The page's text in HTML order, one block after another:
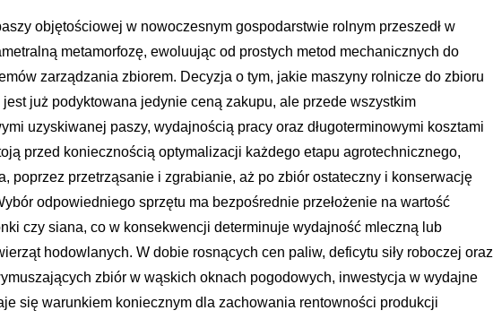
objętościowej w nowoczesnym gospodarstwie rolnym przeszedł w
metamorfozę, ewoluując od prostych metod mechanicznych do
zarządzania zbiorem. Decyzja o tym, jakie maszyny rolnicze do zbioru
już podyktowana jedynie ceną zakupu, ale przede wszystkim
uzyskiwanej paszy, wydajnością pracy oraz długoterminowymi kosztami
przed koniecznością optymalizacji każdego etapu agrotechnicznego,
poprzez przetrząsanie i zgrabianie, aż po zbiór ostateczny i konserwację
odpowiedniego sprzętu ma bezpośrednie przełożenie na wartość
czy siana, co w konsekwencji determinuje wydajność mleczną lub
hodowlanych. W dobie rosnących cen paliw, deficytu siły roboczej oraz
zbiór w wąskich oknach pogodowych, inwestycja w wydajne
się warunkiem koniecznym dla zachowania rentowności produkcji